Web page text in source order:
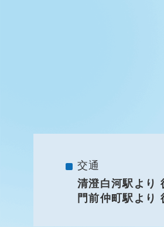
交通
清澄白河駅より
門前仲町駅より